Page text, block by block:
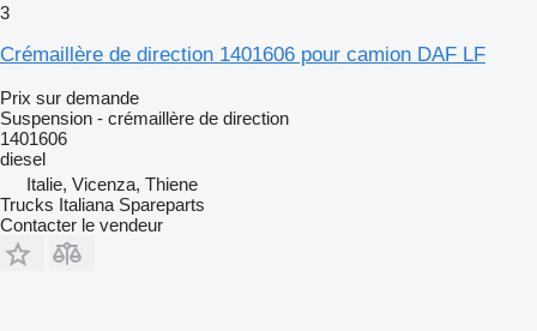
3
Crémaillère de direction 1401606 pour camion DAF LF
Prix sur demande
Suspension - crémaillère de direction
1401606
diesel
Italie, Vicenza, Thiene
Trucks Italiana Spareparts
Contacter le vendeur